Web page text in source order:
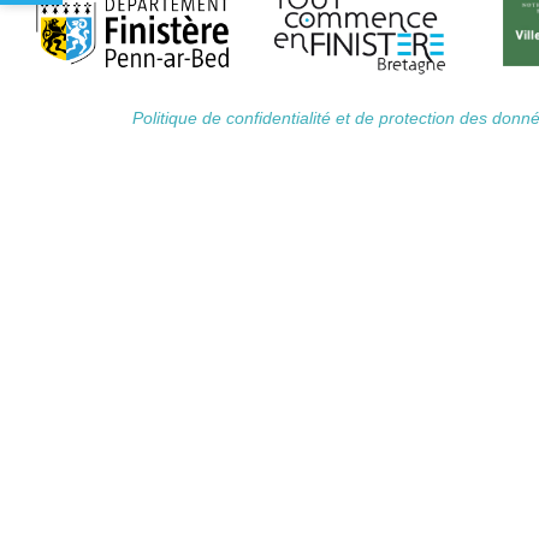
Politique de confidentialité et de protection des